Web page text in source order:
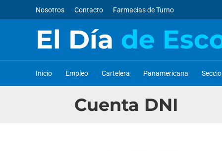
Nosotros Contacto Farmacias de Turno
El Día de
Inicio Empleo Cartelera Panamericana
Cuenta DNI